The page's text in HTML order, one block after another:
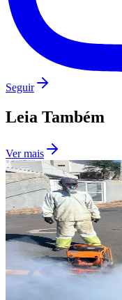
Seguir
Leia Também
Ver mais